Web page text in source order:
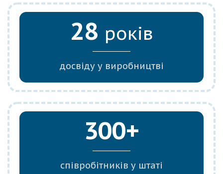
28 років
досвіду у виробництві
300+
співробітників у штаті